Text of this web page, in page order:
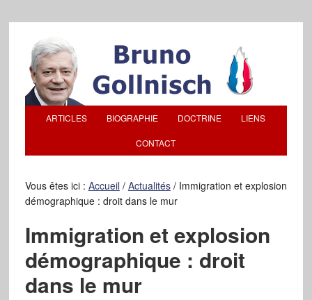
ARTICLES BIOGRAPHIE DOCTRINE LIENS
CONTACT
Vous êtes ici : Accueil / Actualités /Immigration et explosion
démographique : droit dans le mur
Immigration et explosion
démographique : droit
dans le mur